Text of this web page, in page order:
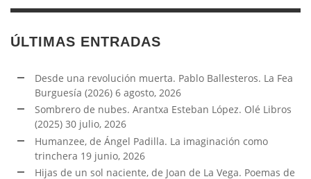
ÚLTIMAS ENTRADAS
Desde una revolución muerta. Pablo Ballesteros. La Fea
Burguesía (2026) 6 agosto, 2026
Sombrero de nubes. Arantxa Esteban López. Olé Libros
(2025) 30 julio, 2026
Humanzee, de Ángel Padilla. La imaginación como
trinchera 19 junio, 2026
Hijas de un sol naciente, de Joan de La Vega. Poemas de